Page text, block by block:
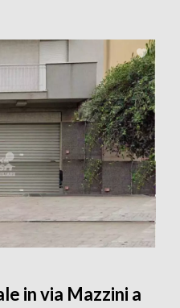
in via Mazzini a